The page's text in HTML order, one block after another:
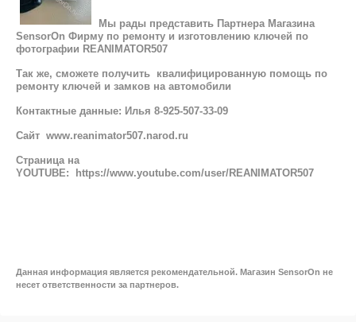
Мы рады представить Партнера Магазина
SensorOn Фирму по ремонту и изготовлению ключей по
фотографии REANIMATOR507
Так же, сможете получить квалифицированную помощь по
ремонту ключей и замков на автомобили
Контактные данные: Илья 8-925-507-33-09
Сайт www.reanimator507.narod.ru
Страница на
YOUTUBE:
https://www.youtube.com/user/REANIMATOR507
Данная информация является рекомендательной. Магазин SensorOn не
несет ответственности за партнеров.